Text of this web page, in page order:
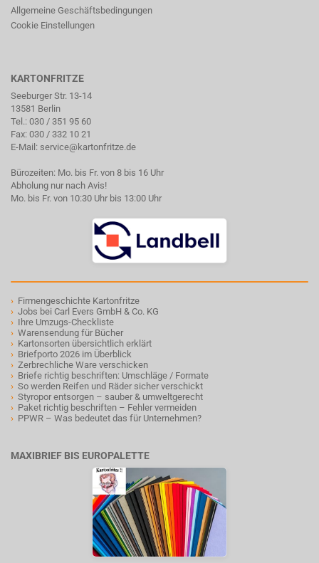
Allgemeine Geschäftsbedingungen
Cookie Einstellungen
KARTONFRITZE
Seeburger Str. 13-14
13581 Berlin
Tel.: 030 / 351 95 60
Fax: 030 / 332 10 21
E-Mail: service@kartonfritze.de
Bürozeiten: Mo. bis Fr. von 8 bis 16 Uhr
Abholung nur nach Avis!
Mo. bis Fr. von 10:30 Uhr bis 13:00 Uhr
› Firmengeschichte Kartonfritze
› Jobs bei Carl Evers GmbH & Co. KG
› Ihre Umzugs-Checkliste
› Warensendung für Bücher
› Kartonsorten übersichtlich erklärt
› Briefporto 2026 im Überblick
› Zerbrechliche Ware verschicken
› Briefe richtig beschriften: Umschläge / Formate
› So werden Reifen und Räder sicher verschickt
› Styropor entsorgen – sauber & umweltgerecht
› Paket richtig beschriften – Fehler vermeiden
› PPWR – Was bedeutet das für Unternehmen?
MAXIBRIEF BIS EUROPALETTE